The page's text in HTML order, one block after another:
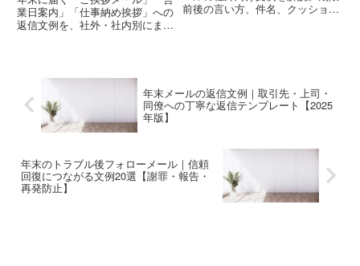
業日案内」「仕事納め挨拶」への
返信文例を、社外・社内別にまと
前後の言い方、件名、クッション
年末メールの返信文例｜取引先・上司・
同僚への丁寧な返信テンプレート【2025
年版】
年末のトラブル後フォローメール｜信頼
回復につながる文例20選【謝罪・報告・
再発防止】